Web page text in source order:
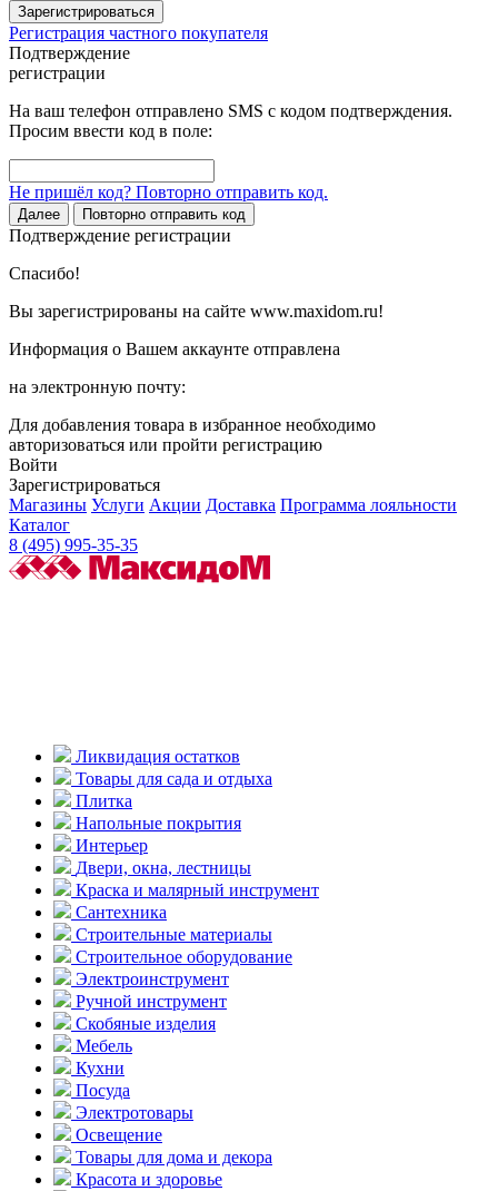
Зарегистрироваться
Регистрация частного покупателя
Подтверждение
регистрации
На ваш телефон отправлено SMS с кодом подтверждения.
Просим ввести код в поле:
Не пришёл код? Повторно отправить код.
Далее Повторно отправить код
Подтверждение регистрации
Спасибо!
Вы зарегистрированы на сайте www.maxidom.ru!
Информация о Вашем аккаунте отправлена
на электронную почту:
Для добавления товара в избранное необходимо
авторизоваться или пройти регистрацию
Войти
Зарегистрироваться
Магазины Услуги Акции Доставка Программа лояльности
Каталог
8 (495) 995-35-35
Ликвидация остатков
Товары для сада и отдыха
Плитка
Напольные покрытия
Интерьер
Двери, окна, лестницы
Краска и малярный инструмент
Сантехника
Строительные материалы
Строительное оборудование
Электроинструмент
Ручной инструмент
Скобяные изделия
Мебель
Кухни
Посуда
Электротовары
Освещение
Товары для дома и декора
Красота и здоровье